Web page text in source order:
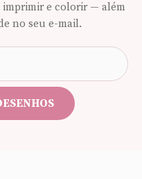
imprimir e colorir — além
no seu e-mail.